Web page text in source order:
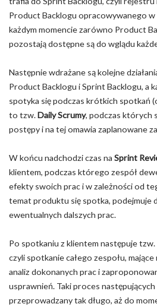
Product Backlogu opracowywanego w
każdym momencie zarówno Product
pozostają dostępne są do wglądu
Następnie wdrażane są kolejne
Product Backlogu i Sprint Backlogu, a
spotyka się podczas krótkich spotkań
to tzw.Daily Scrumy, podczas których
postępy i na tej omawia zaplanowane
W końcu nadchodzi czas na Sprint
klientem, podczas którego zespół
efekty swoich prac i w zależności od
temat produktu się spotka, podejmuje
ewentualnych dalszych prac.
Po spotkaniu z klientem następuje tzw.
czyli spotkanie całego zespołu,
analiz dokonanych prac i
usprawnień. Taki proces
przeprowadzany tak długo, aż do